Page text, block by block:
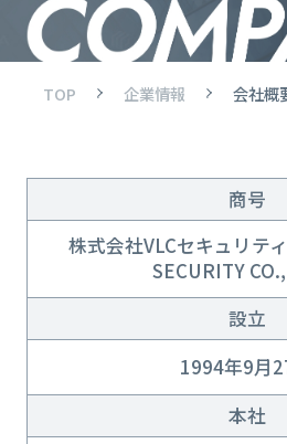
TOP 企業情報 会社概
商号
株式会社VLCセキュリテ
SECURITY
設立
1994年9月
本社